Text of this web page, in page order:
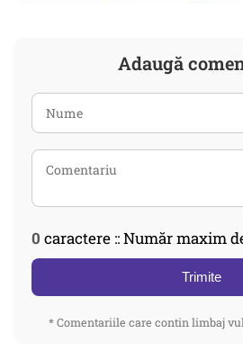
Adaugă
0 caractere :: Număr maxim
Trimite
* Comentariile care contin limbaj